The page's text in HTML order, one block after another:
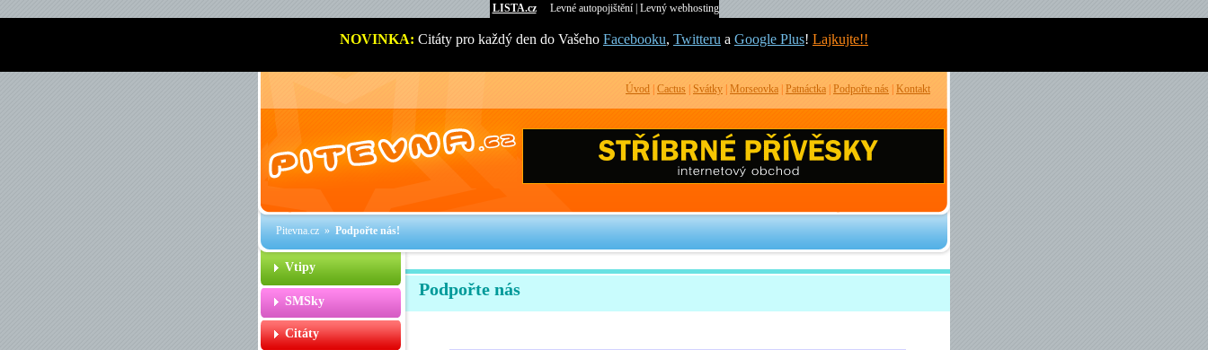
LISTA.cz Levné autopojištění| Levný webhosting
NOVINKA: Citáty pro každý den do Vašeho Facebooku, Twitteru a Google Plus! Lajkujte!!
Úvod Cactus Svátky Morseovka Patnáctka Podpořte nás Kontakt
Pitevna.cz»Podpořte nás!
Vtipy
SMSky
Citáty
Podpořte nás